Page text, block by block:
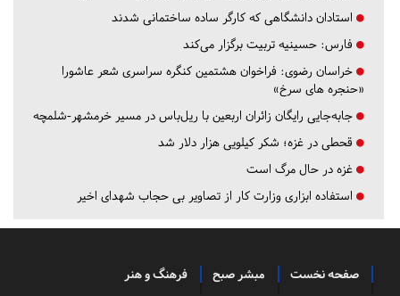
استادان دانشگاهی که کارگر ساده ساختمانی شدند
فارس: حسینیه تربیت برگزار می‌کند
خراسان رضوی: فراخوان هشتمین کنگره سراسری شعر عاشورا
«حنجره های سرخ»
جابه‌جایی رایگان زائران اربعین با ریل‌باس در مسیر خرمشهر-شلمچه
قحطی در غزه؛ شکر کیلویی هزار دلار شد
غزه در حال مرگ است
استفاده ابزاری وزارت کار از تصاویر بی حجاب شهدای اخیر
صفحه نخست مبشر صبح فرهنگ و هنر